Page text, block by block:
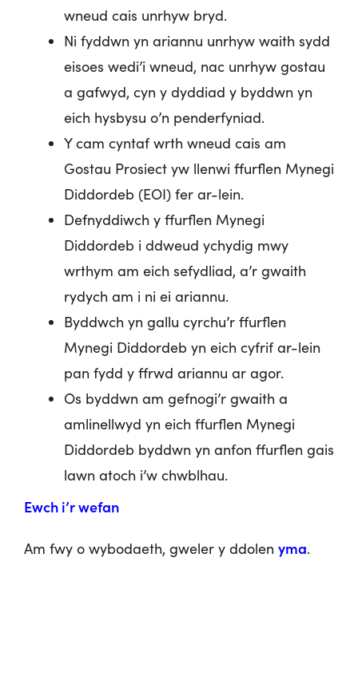
wneud cais unrhyw bryd.
Ni fyddwn yn ariannu unrhyw waith sydd
eisoes wedi’i wneud, nac unrhyw gostau
a gafwyd, cyn y dyddiad y byddwn yn
eich hysbysu o’n penderfyniad.
Y cam cyntaf wrth wneud cais am
Gostau Prosiect yw llenwi ffurflen Mynegi
Diddordeb (EOI) fer ar-lein.
Defnyddiwch y ffurflen Mynegi
Diddordeb i ddweud ychydig mwy
wrthym am eich sefydliad, a’r gwaith
rydych am i ni ei ariannu.
Byddwch yn gallu cyrchu’r ffurflen
Mynegi Diddordeb yn eich cyfrif ar-lein
pan fydd y ffrwd ariannu ar agor.
Os byddwn am gefnogi’r gwaith a
amlinellwyd yn eich ffurflen Mynegi
Diddordeb byddwn yn anfon ffurflen gais
lawn atoch i’w chwblhau.
Ewch i’r wefan
Am fwy o wybodaeth, gweler y ddolen yma.